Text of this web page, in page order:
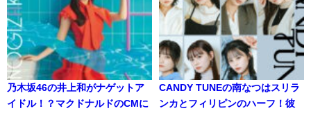
乃木坂46の井上和がナゲットア
イドル！？マクドナルドのCMに
CANDY TUNEの南なつはスリラ
ンカとフィリピンのハーフ！彼